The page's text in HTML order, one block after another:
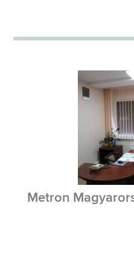
Metron